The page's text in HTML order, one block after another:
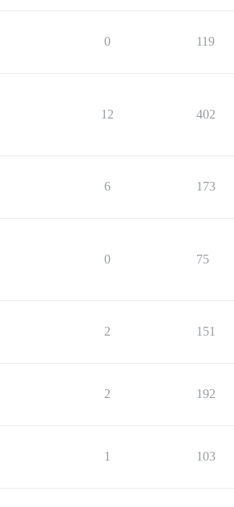
0 119
12 402
6 173
0 75
2 151
2 192
1 103